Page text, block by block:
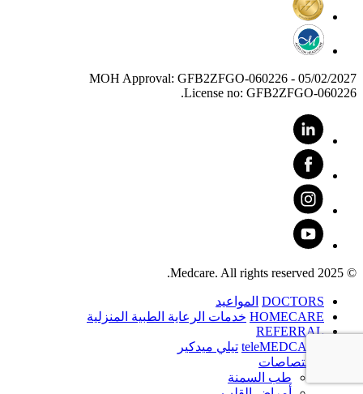
MOH Approval: GFB2ZFGO-060226 - 05/02/2027
License no: GFB2ZFGO-060226.
© 2025 Medcare. All rights reserved.
DOCTORS المواعيد
HOMECARE خدمات الرعاية الطبية المنزلية
REFERRAL
teleMEDCARE تيلي ميدكير
الاختصاصات
طب السمنة